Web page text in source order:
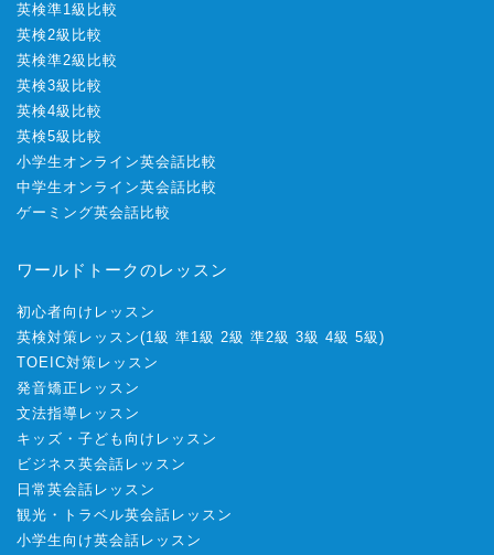
英検準1級比較
英検2級比較
英検準2級比較
英検3級比較
英検4級比較
英検5級比較
小学生オンライン英会話比較
中学生オンライン英会話比較
ゲーミング英会話比較
ワールドトークのレッスン
初心者向けレッスン
英検対策レッスン(1級 準1級 2級 準2級 3級 4級 5級 )
TOEIC対策レッスン
発音矯正レッスン
文法指導レッスン
キッズ・子ども向けレッスン
ビジネス英会話レッスン
日常英会話レッスン
観光・トラベル英会話レッスン
小学生向け英会話レッスン